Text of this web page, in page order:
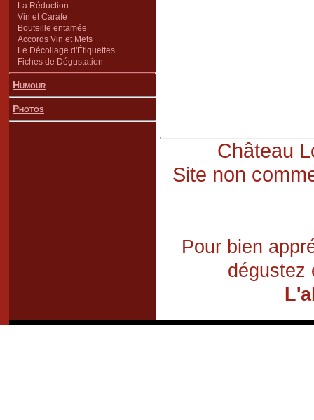
La Réduction
Vin et Carafe
Bouteille entamée
Accords Vin et Mets
Le Décollage d'Étiquettes
Fiches de Dégustation
Humour
Photos
Château
Site non
Pour bien
dégustez